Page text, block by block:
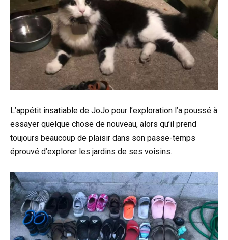
L’appétit insatiable de JoJo pour l’exploration l’a poussé à
essayer quelque chose de nouveau, alors qu’il prend
toujours beaucoup de plaisir dans son passe-temps
éprouvé d’explorer les jardins de ses voisins.